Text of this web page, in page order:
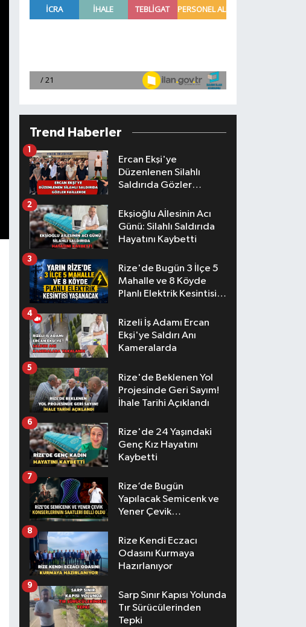
Trend Haberler
Ercan Ekşi'ye
Düzenlenen Silahlı
Saldırıda Gözler
1
Ekşioğlu Aİlesinin Acı
Günü: Silahlı Saldırıda
Hayatını Kaybetti
2
Rize'de Bugün 3 İlçe 5
Mahalle ve 8 Köyde
Planlı Elektrik Kesintisi
3
Rizeli İş Adamı Ercan
Ekşi'ye Saldırı Anı
Kameralarda
4
Rize'de Beklenen Yol
Projesinde Geri Sayım!
İhale Tarihi Açıklandı
5
Rize'de 24 Yaşındaki
Genç Kız Hayatını
Kaybetti
6
Rize’de Bugün
Yapılacak Semicenk ve
Yener Çevik
Belli Oldu
7
Rize Kendi Eczacı
Odasını Kurmaya
Hazırlanıyor
8
Sarp Sınır Kapısı Yolunda
Tır Sürücülerinden
Tepki
9